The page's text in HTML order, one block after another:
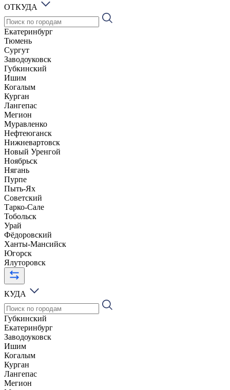
ОТКУДА
Екатеринбург
Тюмень
Сургут
Заводоуковск
Губкинский
Ишим
Когалым
Курган
Лангепас
Мегион
Муравленко
Нефтеюганск
Нижневартовск
Новый Уренгой
Ноябрьск
Нягань
Пурпе
Пыть-Ях
Советский
Тарко-Сале
Тобольск
Урай
Фёдоровский
Ханты-Мансийск
Югорск
Ялуторовск
КУДА
Губкинский
Екатеринбург
Заводоуковск
Ишим
Когалым
Курган
Лангепас
Мегион